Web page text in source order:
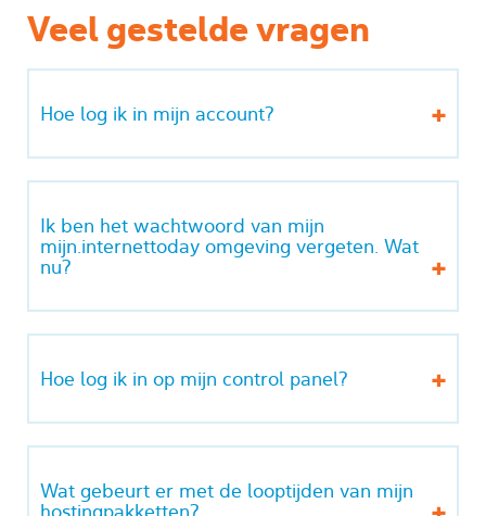
Veel gestelde vragen
Hoe log ik in mijn account?
Ik ben het wachtwoord van mijn
mijn.internettoday omgeving vergeten. Wat
nu?
Hoe log ik in op mijn control panel?
Wat gebeurt er met de looptijden van mijn
hostingpakketten?